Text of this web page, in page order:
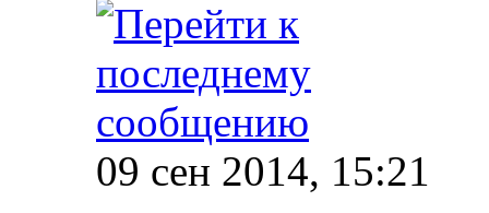
09 сен 2014, 15:21